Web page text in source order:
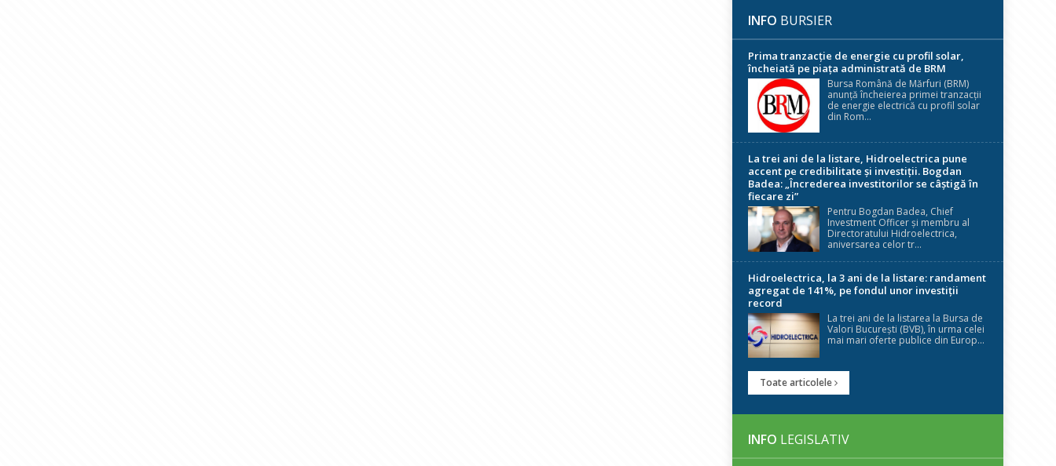
INFO BURSIER
Prima tranzacție de energie cu profil solar,
încheiată pe piața administrată de BRM
Bursa Română de Mărfuri (BRM)
anunță încheierea primei tranzacții
de energie electrică cu profil solar
din Rom...
La trei ani de la listare, Hidroelectrica pune
accent pe credibilitate și investiții. Bogdan
Badea: „Încrederea investitorilor se câștigă în
fiecare zi”
Pentru Bogdan Badea, Chief
Investment Officer și membru al
Directoratului Hidroelectrica,
aniversarea celor tr...
Hidroelectrica, la 3 ani de la listare: randament
agregat de 141%, pe fondul unor investiții
record
La trei ani de la listarea la Bursa de
Valori București (BVB), în urma celei
mai mari oferte publice din Europ...
Toate articolele
INFO LEGISLATIV